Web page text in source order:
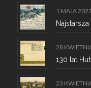
1 MAJA 2022
28
130 lat
23